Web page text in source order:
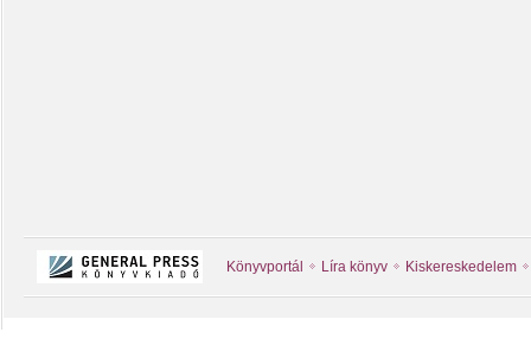
Könyvportál Líra könyv Kiskereskedelem